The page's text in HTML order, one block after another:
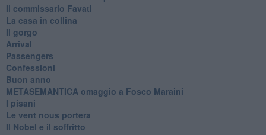
Il commissario Favati
La casa in collina
Il gorgo
Arrival
Passengers
Confessioni
Buon anno
METASEMANTICA omaggio a Fosco Maraini
I pisani
Le vent nous portera
Il Nobel e il soffritto